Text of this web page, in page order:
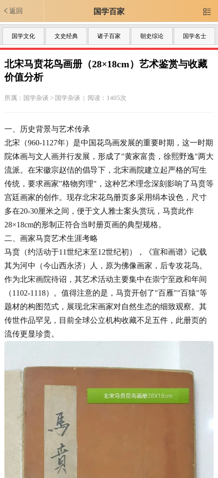
返回 国学百家 
国学文化 文史经典 诸子百家 朝史综论 国学名士
北宋马贲花鸟画册（28×18cm）艺术鉴赏与收藏
价值分析
所属： 国学杂谈 > 国学杂谈 | 阅读：1405次
一、历史背景与艺术传承
北宋（960-1127年）是中国花鸟画发展的重要时期，这一时期
院体画与文人画并行发展，形成了"黄家富贵，徐熙野逸"两大
流派。在宋徽宗赵佶的倡导下，北宋画院建立起严格的写生
传统，要求画家"格物穷理"，这种艺术理念深刻影响了马贲等
宫廷画家的创作。现存北宋花鸟册页多采用绢本设色，尺寸
多在20-30厘米之间，便于文人雅士案头赏玩，马贲此作
28×18cm的形制正符合当时册页画的典型规格。
二、画家马贲艺术生涯考略
马贲（约活动于11世纪末至12世纪初），《宣和画谱》记载
其为河中（今山西永济）人，原为佛像画家，后专攻花鸟。
作为北宋画院待诏，其艺术活动主要集中在崇宁至政和年间
（1102-1118）。值得注意的是，马贲开创了"百雁""百猿"等
题材的构图范式，展现北宋画家对自然生态的细致观察。其
传世作品罕见，目前全球公立机构收藏不足五件，此册页的
流传更显珍贵。